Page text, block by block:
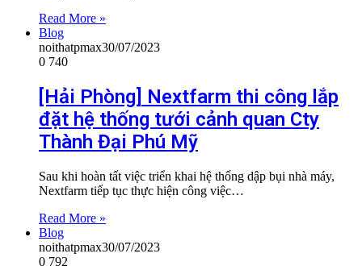
Read More »
Blog
noithatpmax30/07/2023
0 740
[Hải Phòng] Nextfarm thi công lắp
đặt hệ thống tưới cảnh quan Cty
Thành Đại Phú Mỹ
Sau khi hoàn tất việc triển khai hệ thống dập bụi nhà máy,
Nextfarm tiếp tục thực hiện công việc…
Read More »
Blog
noithatpmax30/07/2023
0 792